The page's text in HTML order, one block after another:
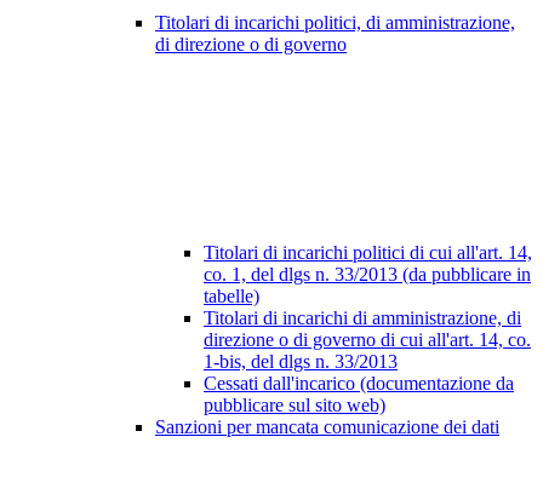
Titolari di incarichi politici, di amministrazione,
di direzione o di governo
Titolari di incarichi politici di cui all'art. 14,
co. 1, del dlgs n. 33/2013 (da pubblicare in
tabelle)
Titolari di incarichi di amministrazione, di
direzione o di governo di cui all'art. 14, co.
1-bis, del dlgs n. 33/2013
Cessati dall'incarico (documentazione da
pubblicare sul sito web)
Sanzioni per mancata comunicazione dei dati